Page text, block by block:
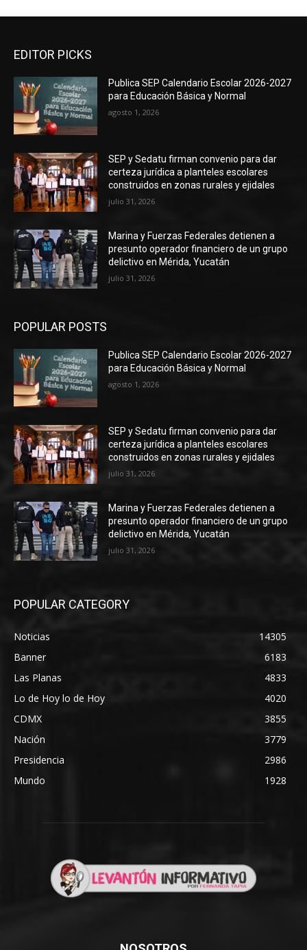
EDITOR PICKS
Publica SEP Calendario Escolar 2026-2027
para Educación Básica y Normal
agosto 1, 2026
SEP y Sedatu firman convenio para dar
certeza jurídica a planteles escolares
construidos en zonas rurales y ejidales
julio 31, 2026
Marina y Fuerzas Federales detienen a
presunto operador financiero de un grupo
delictivo en Mérida, Yucatán
julio 31, 2026
POPULAR POSTS
Publica SEP Calendario Escolar 2026-2027
para Educación Básica y Normal
agosto 1, 2026
SEP y Sedatu firman convenio para dar
certeza jurídica a planteles escolares
construidos en zonas rurales y ejidales
julio 31, 2026
Marina y Fuerzas Federales detienen a
presunto operador financiero de un grupo
delictivo en Mérida, Yucatán
julio 31, 2026
POPULAR CATEGORY
Noticias
14305
Banner
6183
Las Planas
4833
Lo de Hoy lo de Hoy
4020
CDMX
3855
Nación
3779
Presidencia
2986
Mundo
1928